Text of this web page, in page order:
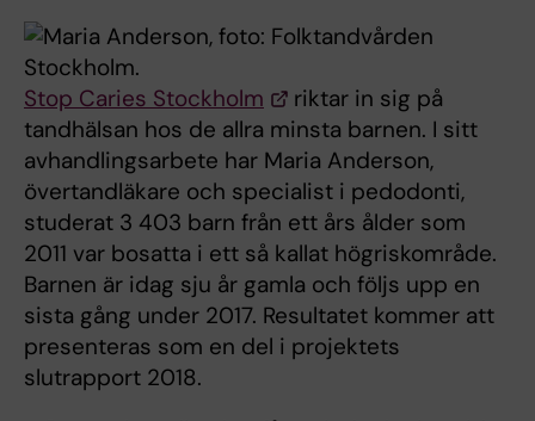
Stop Caries Stockholm
riktar in sig på
tandhälsan hos de allra minsta barnen. I sitt
avhandlingsarbete har Maria Anderson,
övertandläkare och specialist i pedodonti,
studerat 3 403 barn från ett års ålder som
2011 var bosatta i ett så kallat högriskområde.
Barnen är idag sju år gamla och följs upp en
sista gång under 2017. Resultatet kommer att
presenteras som en del i projektets
slutrapport 2018.